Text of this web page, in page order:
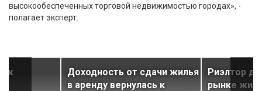
высокообеспеченных торговой недвижимостью городах», -
полагает эксперт.
к
Доходность от сдачи жилья
в аренду вернулась к
Риэлтор
рынке